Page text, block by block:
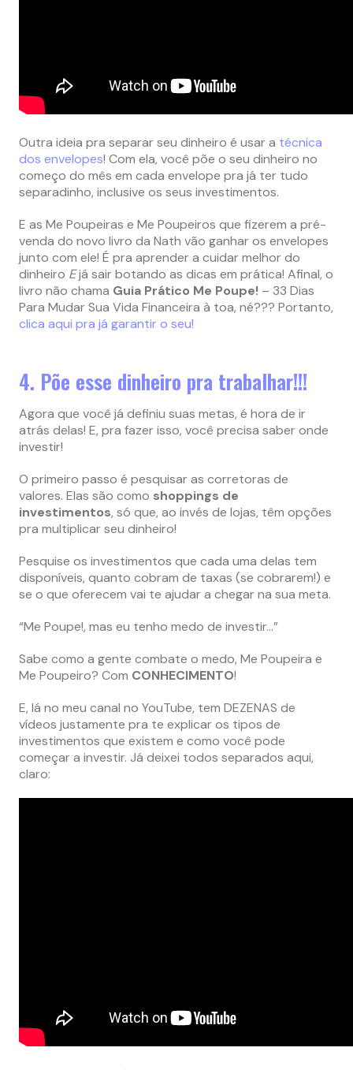
Outra ideia pra separar seu dinheiro é usar a técnica
dos envelopes! Com ela, você põe o seu dinheiro no
começo do mês em cada envelope pra já ter tudo
separadinho, inclusive os seus investimentos.
E as Me Poupeiras e Me Poupeiros que fizerem a pré-
venda do novo livro da Nath vão ganhar os envelopes
junto com ele! É pra aprender a cuidar melhor do
dinheiro Ejá sair botando as dicas em prática! Afinal, o
livro não chama Guia Prático Me Poupe! – 33 Dias
Para Mudar Sua Vida Financeira à toa, né??? Portanto,
clica aqui pra já garantir o seu!
4. Põe esse dinheiro pra trabalhar!!!
Agora que você já definiu suas metas, é hora de ir
atrás delas! E, pra fazer isso, você precisa saber onde
investir!
O primeiro passo é pesquisar as corretoras de
valores. Elas são como shoppings de
investimentos, só que, ao invés de lojas, têm opções
pra multiplicar seu dinheiro!
Pesquise os investimentos que cada uma delas tem
disponíveis, quanto cobram de taxas (se cobrarem!) e
se o que oferecem vai te ajudar a chegar na sua meta.
“Me Poupe!, mas eu tenho medo de investir…”
Sabe como a gente combate o medo, Me Poupeira e
Me Poupeiro? Com CONHECIMENTO!
E, lá no meu canal no YouTube, tem DEZENAS de
vídeos justamente pra te explicar os tipos de
investimentos que existem e como você pode
começar a investir. Já deixei todos separados aqui,
claro: